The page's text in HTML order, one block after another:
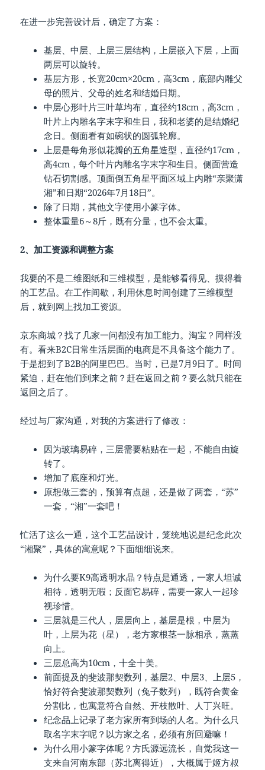
在进一步完善设计后，确定了方案：
基层、中层、上层三层结构，上层嵌入下层，上面
两层可以旋转。
基层方形，长宽20cm×20cm，高3cm，底部内雕父
母的照片、父母的姓名和结婚日期。
中层心形叶片三叶草均布，直径约18cm，高3cm，
叶片上内雕名字末字和生日，我和老婆的是结婚纪
念日。侧面看有如碗状的圆弧轮廓。
上层是每角形似花瓣的五角星造型，直径约17cm，
高4cm，每个叶片内雕名字末字和生日。侧面营造
钻石切割感。顶面倒五角星平面区域上内雕“亲聚潇
湘”和日期“2026年7月18日”。
除了日期，其他文字使用小篆字体。
整体重量6～8斤，既有分量，也不会太重。
2、加工资源和调整方案
我要的不是二维图纸和三维模型，是能够看得见、摸得着
的工艺品。在工作间歇，利用休息时间创建了三维模型
后，就到网上找加工资源。
京东商城？找了几家一问都没有加工能力。淘宝？同样没
有。看来B2C日常生活层面的电商是不具备这个能力了。
于是想到了B2B的阿里巴巴。当时，已是7月9日了。时间
紧迫，赶在他们到来之前？赶在返回之前？要么就只能在
返回之后了。
经过与厂家沟通，对我的方案进行了修改：
因为玻璃易碎，三层需要粘贴在一起，不能自由旋
转了。
增加了底座和灯光。
原想做三套的，预算有点超，还是做了两套，“苏”
一套，“湘”一套吧！
忙活了这么一通，这个工艺品设计，笼统地说是纪念此次
“湘聚”，具体的寓意呢？下面细细说来。
为什么要K9高透明水晶？特点是通透，一家人坦诚
相待，透明无暇；反面它易碎，需要一家人一起珍
视珍惜。
三层就是三代人，层层向上，基层是根，中层为
叶，上层为花（星），老方家根茎一脉相承，蒸蒸
向上。
三层总高为10cm，十全十美。
前面提及的斐波那契数列，基层2、中层3、上层5，
恰好符合斐波那契数列（兔子数列），既符合黄金
分割比，也寓意符合自然、开枝散叶、人丁兴旺。
纪念品上记录了老方家所有到场的人名。为什么只
取名字末字呢？以方家之名，必须有所回避嘛！
为什么用小篆字体呢？方氏源远流长，自觉我这一
支来自河南东部（苏北离得近），大概属于姬方叔